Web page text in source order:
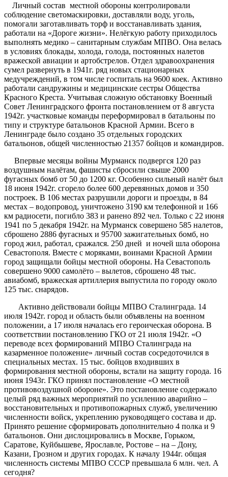
Личный состав местной обороны контролировали
соблюдение светомаскировки, доставляли воду, уголь,
помогали заготавливать торф и восстанавливать здания,
работали на «Дороге жизни». Нелёгкую работу приходилось
выполнять медико – санитарным службам МПВО. Она велась
в условиях блокады, холода, голода, постоянных налетов
вражеской авиации и артобстрелов. Отдел здравоохранения
сумел развернуть в 1941г. ряд новых стационарных
медучреждений, в том числе госпиталь на 9600 коек. Активно
работали сандружины и медицинские сестры Общества
Красного Креста. Учитывая сложную обстановку Военный
Совет Ленинградского фронта постановлением от 8 августа
1942г. участковые команды переформировал в батальоны по
типу и структуре батальонов Красной Армии. Всего в
Ленинграде было создано 35 отдельных городских
батальонов, общей численностью 21357 бойцов и командиров.
Впервые месяцы войны Мурманск подвергся 120 раз
воздушным налётам, фашисты сбросили свыше 2000
фугасных бомб от 50 до 1200 кг. Особенно сильный налёт был
18 июня 1942г. сгорело более 600 деревянных домов и 350
построек. В 106 местах разрушили дороги и проезды, в 84
местах – водопровод, уничтожено 3190 км телефонной и 166
км радиосети, погибло 383 и ранено 892 чел. Только с 22 июня
1941 по 5 декабря 1942г. на Мурманск совершено 585 налетов,
сброшено 2886 фугасных и 95700 зажигательных бомб, но
город жил, работал, сражался. 250 дней и ночей шла оборона
Севастополя. Вместе с моряками, воинами Красной Армии
город защищали бойцы местной обороны. На Севастополь
совершено 9000 самолёто – вылетов, сброшено 48 тыс.
авиабомб, вражеская артиллерия выпустила по городу около
125 тыс. снарядов.
Активно действовали бойцы МПВО Сталинграда. 14
июля 1942г. город и область были объявлены на военном
положении, а 17 июля началась его героическая оборона. В
соответствии постановлению ГКО от 21 июля 1942г. «О
переводе всех формирований МПВО Сталинграда на
казарменное положение» личный состав сосредоточился в
специальных местах. 15 тыс. бойцов входивших в
формирования местной обороны, встали на защиту города. 16
июня 1943г. ГКО принял постановление «О местной
противовоздушной обороне». Это постановление содержало
целый ряд важных мероприятий по усилению аварийно –
восстановительных и противопожарных служб, увеличению
численности войск, укреплению руководящего состава и др.
Принято решение сформировать дополнительно 4 полка и 9
батальонов. Они дислоцировались в Москве, Горьком,
Саратове, Куйбышеве, Ярославле, Ростове – на – Дону,
Казани, Грозном и других городах. К началу 1944г. общая
численность системы МПВО СССР превышала 6 млн. чел. А
сегодня?